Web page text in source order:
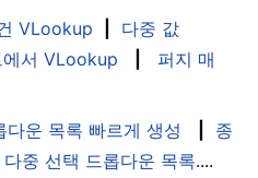
VLookup
다중 값
에서 VLookup
퍼지 매
다운 목록 빠르게 생성
종
다중 선택 드롭다운 목록....